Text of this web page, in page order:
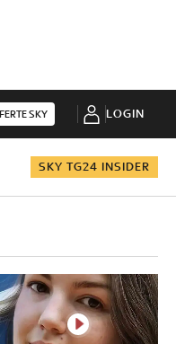
SKY LOGIN
SKY TG24 INSIDER